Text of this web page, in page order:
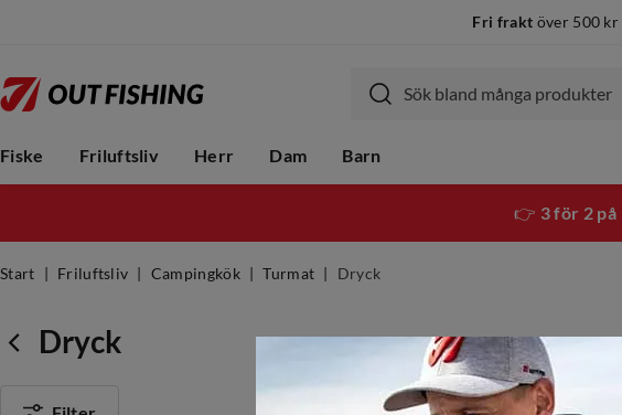
Fri frakt över 500 kr
Fiske Friluftsliv Herr Dam Barn
👉 3 för 2 på
Start Friluftsliv Campingkök Turmat Dryck
Dryck